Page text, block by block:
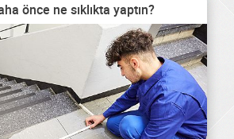
önce ne sıklıkta yaptın?